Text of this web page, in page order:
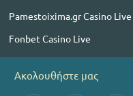
Pamestoixima.gr Casino Live
Fonbet Casino Live
Ακολουθήστε μας